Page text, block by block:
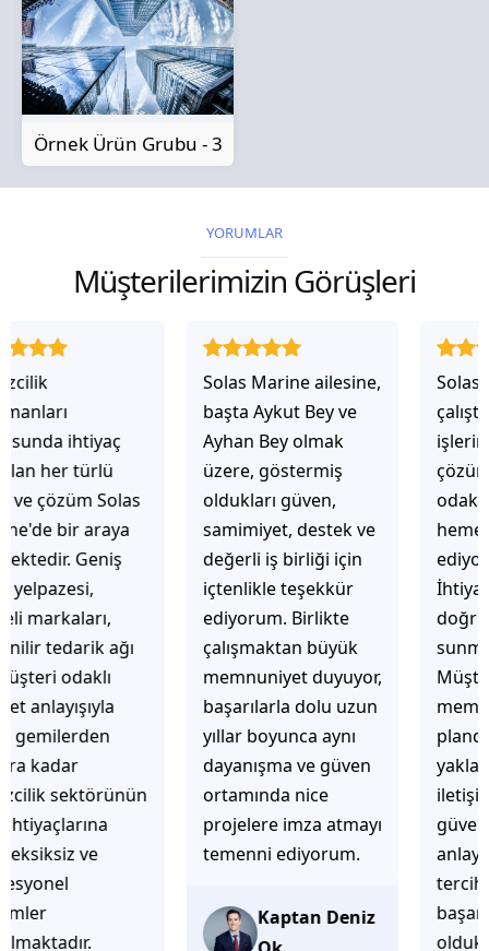
Örnek Ürün Grubu - 3
YORUMLAR
Müşterilerimizin Görüşleri
Solas Marine ailesine,
başta Aykut Bey ve
Ayhan Bey olmak
üzere, göstermiş
oldukları güven,
samimiyet, destek ve
değerli iş birliği için
içtenlikle teşekkür
ediyorum. Birlikte
çalışmaktan büyük
memnuniyet duyuyor,
başarılarla dolu uzun
yıllar boyunca aynı
dayanışma ve güven
ortamında nice
projelere imza atmayı
temenni ediyorum.
Kaptan Deniz
Solas Marine ile
çalıştığınızda,
işlerinin gerçekten
çözüm üretmeye
odaklı olduğunu
hemen fark
ediyorsunuz.
İhtiyaçlarınıza hızlı ve
doğru çözümler
sunmaya çalışıyorlar.
Müşteri
memnuniyetini ön
planda tutan
yaklaşımları, ilgili
iletişimleri ve
güvenilir hizmet
anlayışları sayesinde
başarılı bir ekip
olduklarını